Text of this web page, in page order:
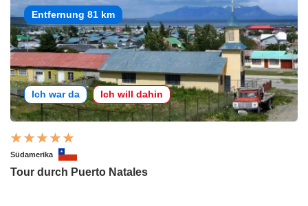
Entfernung 81 km
Ich war da Ich will dahin
Südamerika
Tour durch Puerto Natales